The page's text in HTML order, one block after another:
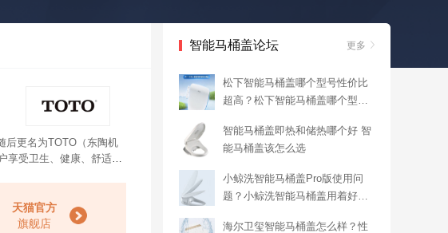
后更名为TOTO（东陶机
享受卫生、健康、舒适的
天猫官方
旗舰店
智能马桶盖论坛 更多
松下智能马桶盖哪个型号性价比
超高？松下智能马桶盖哪个型号
智能马桶盖即热和储热哪个好 智
能马桶盖该怎么选
小鲸洗智能马桶盖Pro版使用问
题？小鲸洗智能马桶盖用着好
海尔卫玺智能马桶盖怎么样？性